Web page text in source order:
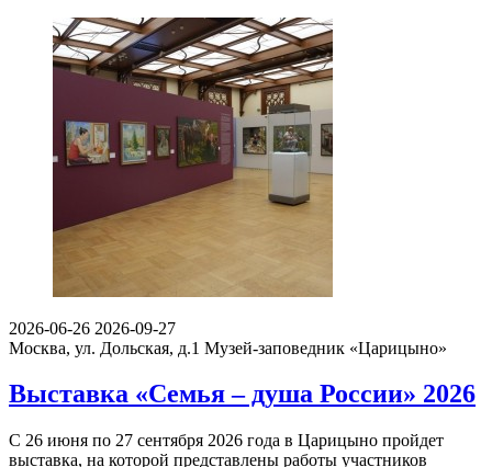
2026-06-26 2026-09-27
Москва, ул. Дольская, д.1 Музей-заповедник «Царицыно»
Выставка «Семья – душа России» 2026
С 26 июня по 27 сентября 2026 года в Царицыно пройдет
выставка, на которой представлены работы участников